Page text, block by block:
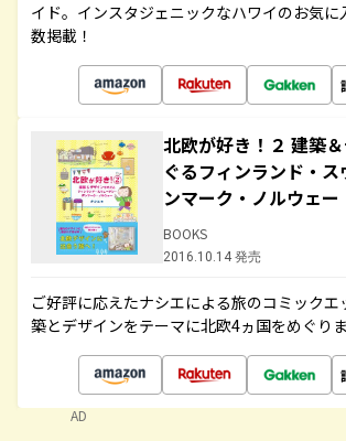
イド。インスタジェニックなハワイのお気
数掲載！
北欧が好き！２ 建築
ぐるフィンランド・
ンマーク・ノルウェー
BOOKS
2016.10.14 発売
ご好評に応えたナシエによる旅のコミックエ
築とデザインをテーマに北欧4ヵ国をめぐりま
AD